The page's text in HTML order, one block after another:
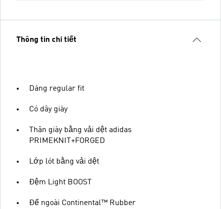
Thông tin chi tiết
Dáng regular fit
Có dây giày
Thân giày bằng vải dệt adidas
PRIMEKNIT+FORGED
Lớp lót bằng vải dệt
Đệm Light BOOST
Đế ngoài Continental™ Rubber